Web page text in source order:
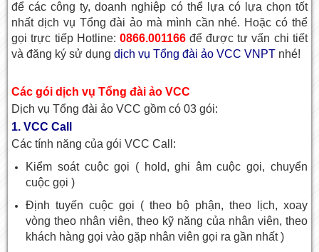
để các công ty, doanh nghiệp có thể lựa có lựa chọn tốt
nhất dịch vụ Tổng đài ảo mà mình cần nhé. Hoặc có thể
gọi trực tiếp Hotline: 0866.001166 để được tư vấn chi tiết
và đăng ký sử dụngdịch vụ Tổng đài ảo VCC VNPT nhé!
Các gói dịch vụ Tổng đài ảo VCC
Dịch vụ Tổng đài ảo VCC gồm có 03 gói:
1. VCC Call
Các tính năng của gói VCC Call:
Kiểm soát cuộc gọi ( hold, ghi âm cuộc gọi, chuyển
cuộc gọi )
Định tuyến cuộc gọi ( theo bộ phận, theo lịch, xoay
vòng theo nhân viên, theo kỹ năng của nhân viên, theo
khách hàng gọi vào gặp nhân viên gọi ra gần nhất )